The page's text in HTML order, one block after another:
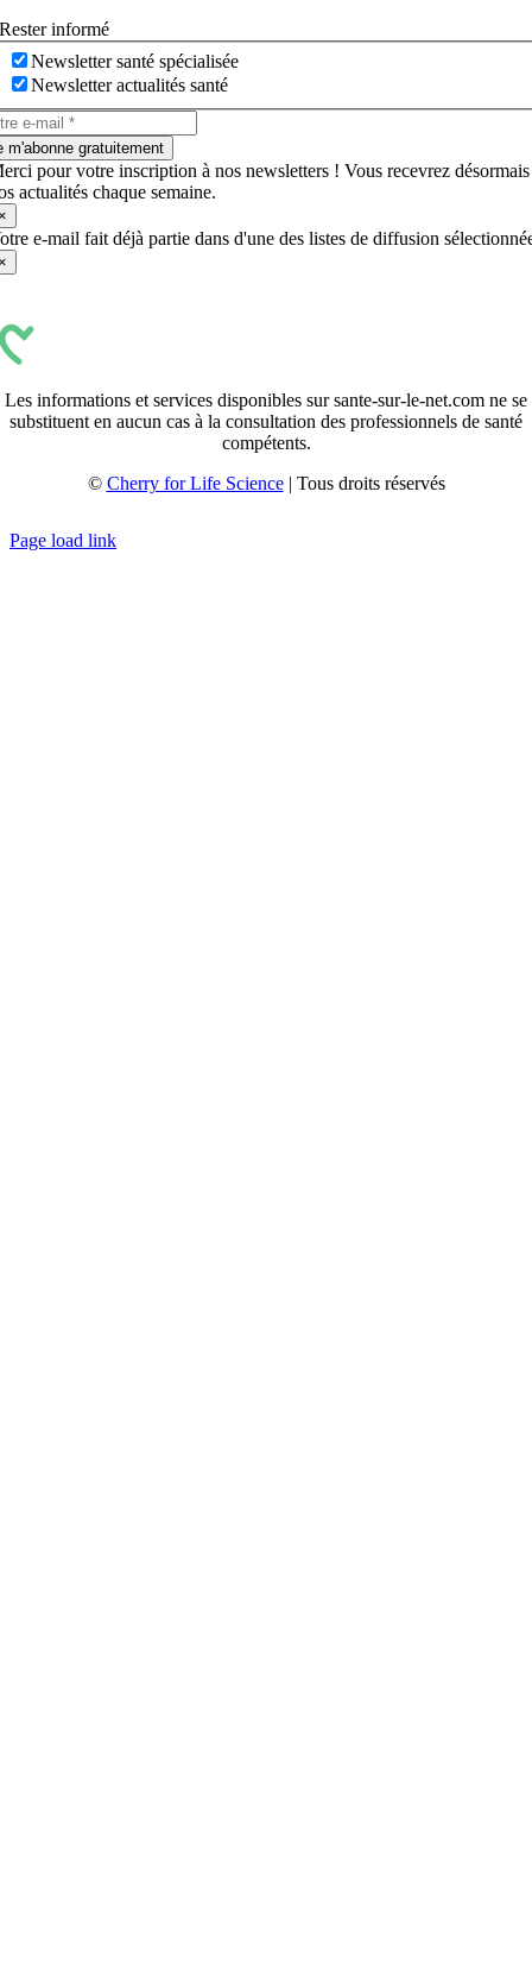
Rester informé
Newsletter santé spécialisée
Newsletter actualités santé
m'abonne gratuitement
pour votre inscription à nos newsletters ! Vous recevrez désormais
actualités chaque semaine.
e-mail fait déjà partie dans d'une des listes de diffusion
Les informations et services disponibles sur sante-sur-le-net.com ne se
substituent en aucun cas à la consultation des professionnels de santé
compétents.
© Cherry for Life Science| Tous droits réservés
Page load link